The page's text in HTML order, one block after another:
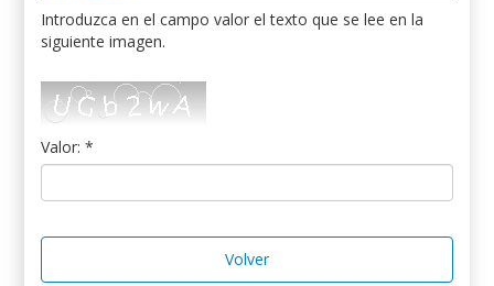
Introduzca en el campo valor el texto que se lee en la
siguiente imagen.
Valor: *
Volver